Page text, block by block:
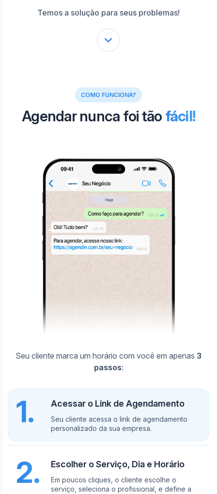
Temos a solução para seus problemas!
COMO FUNCIONA?
Agendar nunca foi tão fácil!
Seu cliente marca um horário com você em apenas 3
passos:
1. Acessar o Link de Agendamento
Seu cliente acessa o link de agendamento
personalizado da sua empresa.
2. Escolher o Serviço, Dia e Horário
Em poucos cliques, o cliente escolhe o
serviço, seleciona o profissional, e define a